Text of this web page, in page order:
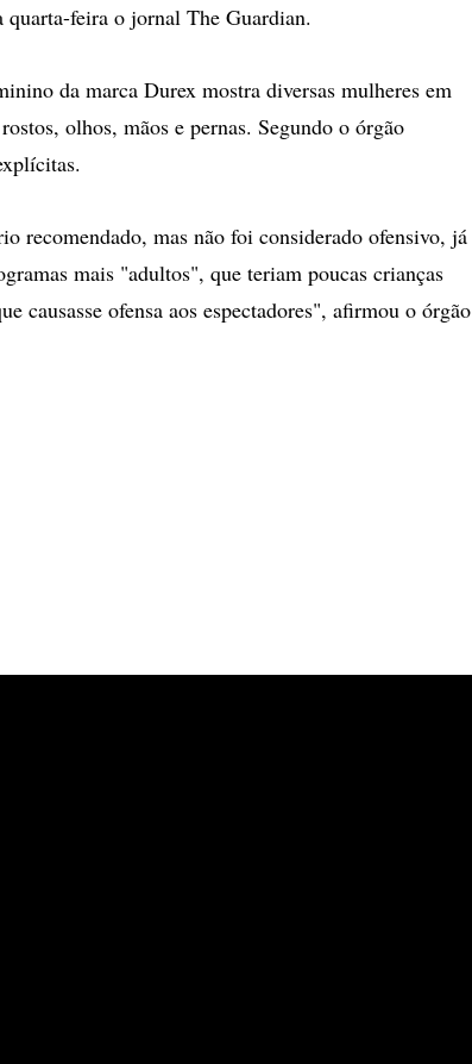
quarta-feira o jornal The Guardian.
da marca Durex mostra diversas mulheres em
olhos, mãos e pernas. Segundo o órgão
recomendado, mas não foi considerado ofensivo, já
mais "adultos", que teriam poucas crianças
causasse ofensa aos espectadores", afirmou o órgão